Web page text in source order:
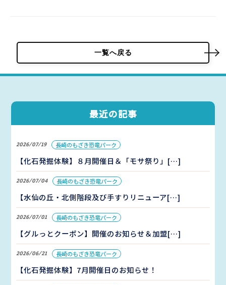
一覧へ戻る
最近の記事
2026/07/19 長崎のもざき恐竜パーク
【化石発掘体験】８月開催日＆「モサ祭り」[…]
2026/07/04 長崎のもざき恐竜パーク
【水仙の丘・北側階段及び手すりリニューア[…]
2026/07/01 長崎のもざき恐竜パーク
【グルっとクーポン】開催のお知らせ＆加盟[…]
2026/06/21 長崎のもざき恐竜パーク
【化石発掘体験】7月開催日のお知らせ！